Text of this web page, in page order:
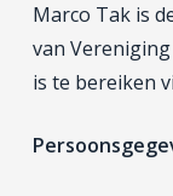
Marco Tak is
van
is te bereiken